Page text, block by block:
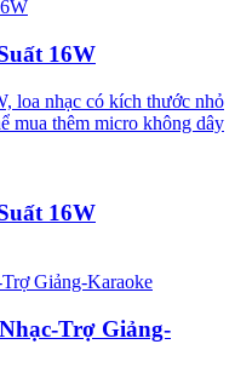
16W
loa nhạc có kích thước nhỏ
mua thêm micro không dây
16W
Trợ Giảng-